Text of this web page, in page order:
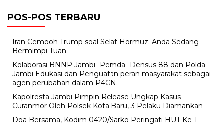
POS-POS TERBARU
Iran Cemooh Trump soal Selat Hormuz: Anda Sedang
Bermimpi Tuan
Kolaborasi BNNP Jambi- Pemda- Densus 88 dan Polda
Jambi Edukasi dan Penguatan peran masyarakat sebagai
agen perubahan dalam P4GN.
Kapolresta Jambi Pimpin Release Ungkap Kasus
Curanmor Oleh Polsek Kota Baru, 3 Pelaku Diamankan
Doa Bersama, Kodim 0420/Sarko Peringati HUT Ke-1